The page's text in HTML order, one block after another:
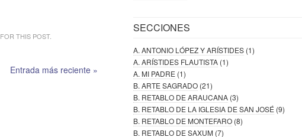
FOR THIS POST.
Entrada más reciente »
SECCIONES
A. ANTONIO LÓPEZ Y ARÍSTIDES (1)
A. ARÍSTIDES FLAUTISTA (1)
A. MI PADRE (1)
B. ARTE SAGRADO (21)
B. RETABLO DE ARAUCANA (3)
B. RETABLO DE LA IGLESIA DE SAN JOSÉ (9)
B. RETABLO DE MONTEFARO (8)
B. RETABLO DE SAXUM (7)